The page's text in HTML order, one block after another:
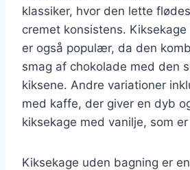
klassiker, hvor den lette
cremet konsistens.
er også populær, da den
smag af chokolade med den
kiksene. Andre variationer
med kaffe, der giver en dyb
kiksekage med vanilje, som
Kiksekage uden bagning er